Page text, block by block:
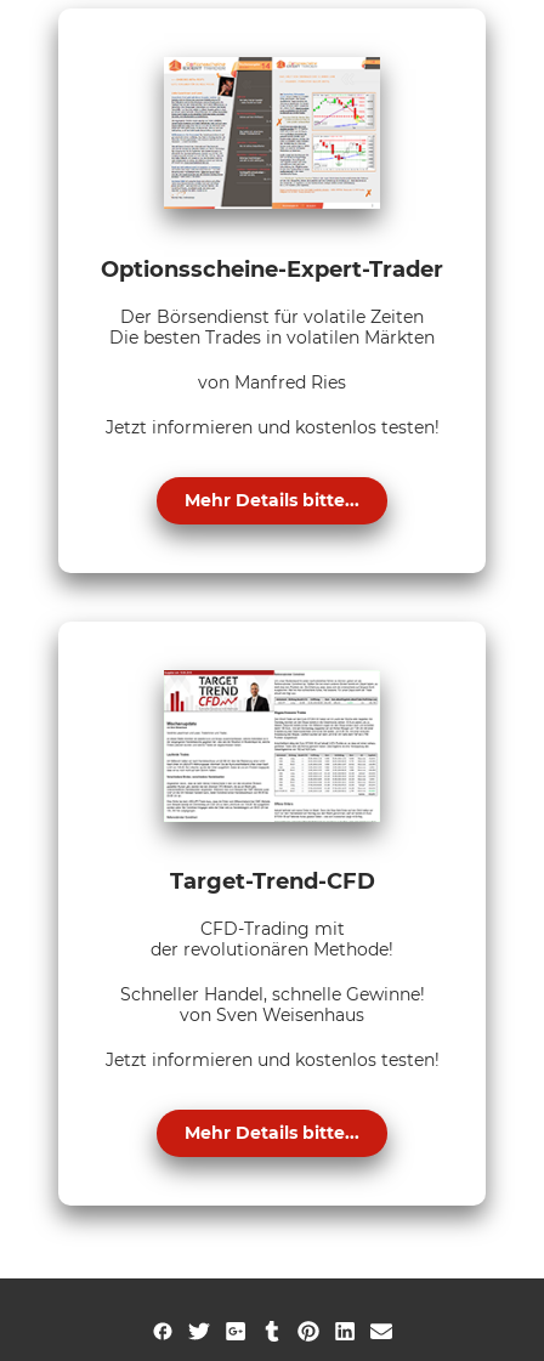
Optionsscheine-Expert-Trader
Der Börsendienst für volatile Zeiten
Die besten Trades in volatilen Märkten
von Manfred Ries
Jetzt informieren und kostenlos testen!
Mehr Details bitte...
Target-Trend-CFD
CFD-Trading mit
der revolutionären Methode!
Schneller Handel, schnelle Gewinne!
von Sven Weisenhaus
Jetzt informieren und kostenlos testen!
Mehr Details bitte...